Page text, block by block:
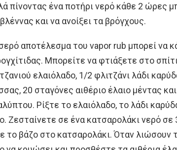
πίνοντας ένα ποτήρι νερό κάθε 2 ώρες
και να ανοίξει τα βρόγχους.
αποτέλεσμα του vapor rub μπορεί να
Μπορείτε να φτιάξετε στο
ελαιόλαδο, 1/2 φλιτζάνι λάδι
20 σταγόνες αιθέριο έλαιο μέντας
Ρίξτε το ελαιόλαδο, το λάδι
Ζεσταίνετε σε ένα κατσαρολάκι νερό σε
το βάζο στο κατσαρολάκι. Όταν λιώσουν